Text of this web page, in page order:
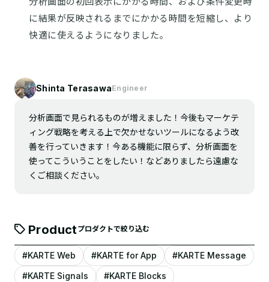
に結果が反映されるまでにかかる時間を短縮し、より
快適に使えるようになりました。
Shinta TerasawaEngineer
分析画面で見られるものが増えました！今後もマーケテ
ィング戦略を考える上で欠かせないツールになるよう改
善を行っていきます！今ある機能に限らず、分析画面を
使ってこういうことをしたい！などありましたら遠慮な
くご相談ください。
Product プロダクトで絞り込む
#KARTE Web #KARTE for App
#KARTE Message
#KARTE Signals
#KARTE Blocks